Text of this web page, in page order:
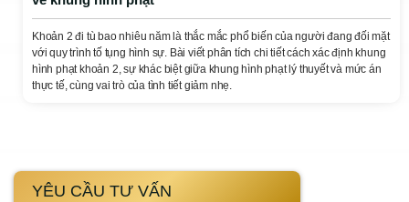
Khoản 2 đi tù bao nhiêu năm là thắc mắc phổ biến của người đang đối mặt
với quy trình tố tụng hình sự. Bài viết phân tích chi tiết cách xác định khung
hình phạt khoản 2, sự khác biệt giữa khung hình phạt lý thuyết và mức án
thực tế, cùng vai trò của tình tiết giảm nhẹ.
YÊU CẦU TƯ VẤN